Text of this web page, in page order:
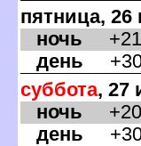
пятница,
ночь
день
суббота, 27
ночь
день